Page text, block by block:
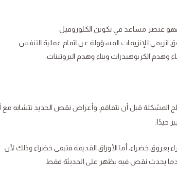
فهو عنصر مساعد في تكوين الكلوروفيل
انزيمي للإنزيمات المسؤولة عن اتمام عملية التنفس.
وهدم الكربوهيدرات وبناء وهدم البروتينات.
المشكلة قبل أن تتفاقم. وأعراض نقص الحديد تتشابه
جيدًا:
بعروق خضراء، أما الأوراق القديمة فتبقى خضراء وذلك لأن
يحدث نقص فيه يظهر على الحديثة فقط.